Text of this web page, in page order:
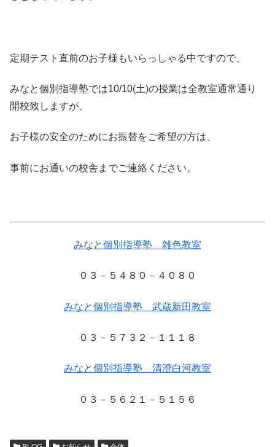
定期テスト直前のお子様もいらっしゃる中ですので、
みなと個別指導塾では10/10(土)の授業は全教室通常通り
開校致しますが、
お子様の安全のためにお振替をご希望の方は、
事前にお通いの校舎までご連絡ください。
みなと個別指導塾 雑色教室
０３－５４８０－４０８０
みなと個別指導塾 武蔵新田教室
０３－５７３２－１１１８
みなと個別指導塾 清澄白河教室
０３－５６２１－５１５６